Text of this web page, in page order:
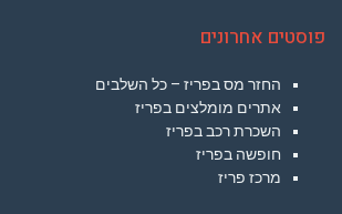
פוסטים אחרונים
החזר מס בפריז – כל השלבים
אתרים מומלצים בפריז
השכרת רכב בפריז
חופשה בפריז
מרכז פריז